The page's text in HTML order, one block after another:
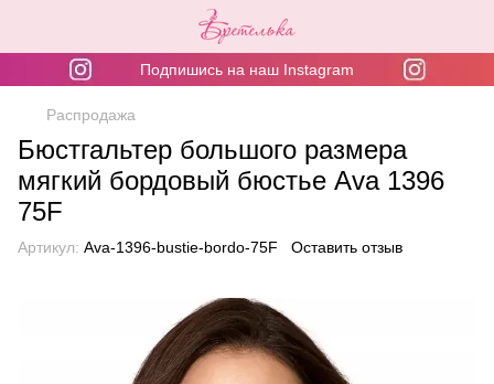
Подпишись на наш Instagram
Распродажа
Бюстгальтер большого размера
мягкий бордовый бюстье Ava 1396
75F
Артикул: Ava-1396-bustie-bordo-75F Оставить отзыв